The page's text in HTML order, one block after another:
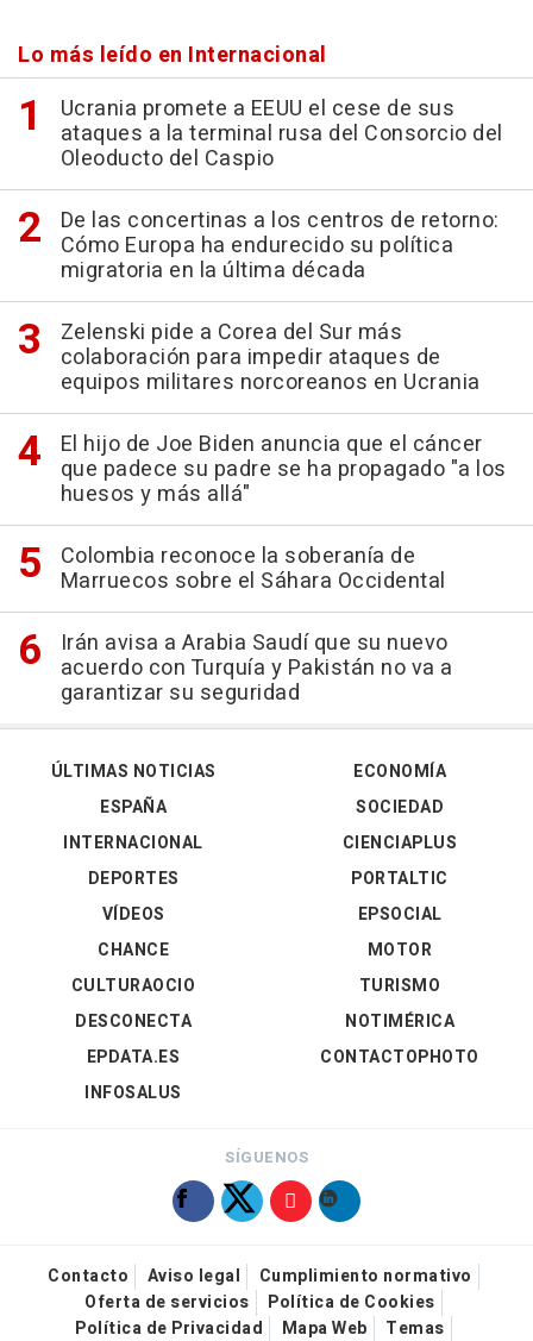
Lo más leído en Internacional
Ucrania promete a EEUU el cese de sus
ataques a la terminal rusa del Consorcio del
Oleoducto del Caspio
De las concertinas a los centros de retorno:
Cómo Europa ha endurecido su política
migratoria en la última década
Zelenski pide a Corea del Sur más
colaboración para impedir ataques de
equipos militares norcoreanos en Ucrania
El hijo de Joe Biden anuncia que el cáncer
que padece su padre se ha propagado "a los
huesos y más allá"
Colombia reconoce la soberanía de
Marruecos sobre el Sáhara Occidental
Irán avisa a Arabia Saudí que su nuevo
acuerdo con Turquía y Pakistán no va a
garantizar su seguridad
ÚLTIMAS NOTICIAS
ESPAÑA
INTERNACIONAL
DEPORTES
VÍDEOS
ECONOMÍA
SOCIEDAD
CIENCIAPLUS
PORTALTIC
EPSOCIAL
CHANCE
CULTURAOCIO
DESCONECTA
EPDATA.ES
INFOSALUS
MOTOR
TURISMO
NOTIMÉRICA
CONTACTOPHOTO
SÍGUENOS
Contacto Aviso legal
Cumplimiento normativo
Oferta de servicios
Política de Cookies
Política de Privacidad
Mapa Web Temas